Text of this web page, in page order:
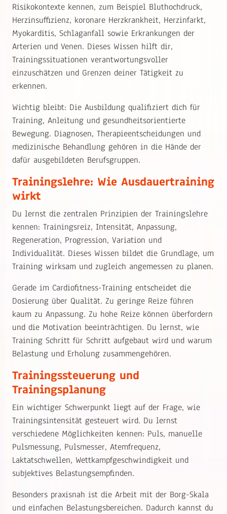
Risikokontexte kennen, zum Beispiel Bluthochdruck,
Herzinsuffizienz, koronare Herzkrankheit, Herzinfarkt,
Myokarditis, Schlaganfall sowie Erkrankungen der
Arterien und Venen. Dieses Wissen hilft dir,
Trainingssituationen verantwortungsvoller
einzuschätzen und Grenzen deiner Tätigkeit zu
erkennen.
Wichtig bleibt: Die Ausbildung qualifiziert dich für
Training, Anleitung und gesundheitsorientierte
Bewegung. Diagnosen, Therapieentscheidungen und
medizinische Behandlung gehören in die Hände der
dafür ausgebildeten Berufsgruppen.
Trainingslehre: Wie Ausdauertraining
wirkt
Du lernst die zentralen Prinzipien der Trainingslehre
kennen: Trainingsreiz, Intensität, Anpassung,
Regeneration, Progression, Variation und
Individualität. Dieses Wissen bildet die Grundlage, um
Training wirksam und zugleich angemessen zu planen.
Gerade im Cardiofitness-Training entscheidet die
Dosierung über Qualität. Zu geringe Reize führen
kaum zu Anpassung. Zu hohe Reize können überfordern
und die Motivation beeinträchtigen. Du lernst, wie
Training Schritt für Schritt aufgebaut wird und warum
Belastung und Erholung zusammengehören.
Trainingssteuerung und
Trainingsplanung
Ein wichtiger Schwerpunkt liegt auf der Frage, wie
Trainingsintensität gesteuert wird. Du lernst
verschiedene Möglichkeiten kennen: Puls, manuelle
Pulsmessung, Pulsmesser, Atemfrequenz,
Laktatschwellen, Wettkampfgeschwindigkeit und
subjektives Belastungsempfinden.
Besonders praxisnah ist die Arbeit mit der Borg-Skala
und einfachen Belastungsbereichen. Dadurch kannst du